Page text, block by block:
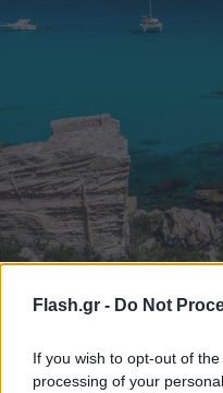
Flash.gr - Do Not
If you wish to opt-out of
processing of your